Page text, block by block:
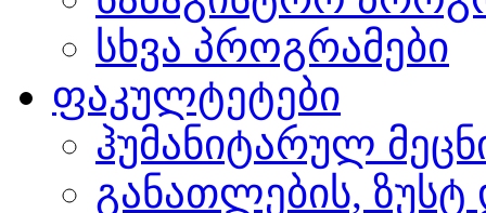
სხვა პროგრამები
ფაკულტეტები
ჰუმანიტარულ
განათლების, ზუსტ